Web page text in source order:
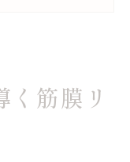
の組み合わせ
りを和らげる
筋膜リ